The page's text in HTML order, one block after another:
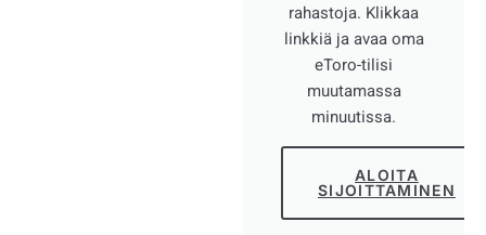
rahastoja. Klikkaa
linkkiä ja avaa oma
eToro-tilisi
muutamassa
minuutissa.
ALOITA
SIJOITTAMINEN